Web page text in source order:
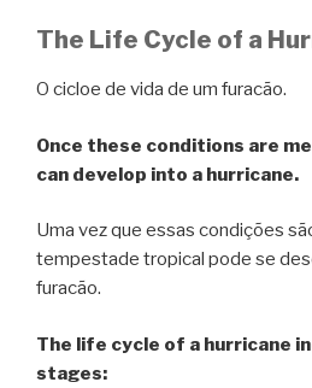
The Life Cycle of a
O cicloe de vida de um furacão.
Once these conditions are
can develop into a hurricane.
Uma vez que essas condições
tempestade tropical pode se
furacão.
The life cycle of a hurricane
stages: